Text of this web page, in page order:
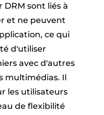
sont liés à
et ne peuvent
ce qui
d'utiliser
avec d'autres
multimédias. Il
les utilisateurs
de flexibilité